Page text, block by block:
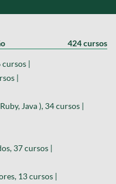
424 cursos
|
|
Java ), 34 cursos |
37 cursos |
13 cursos |